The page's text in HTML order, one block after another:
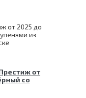
25 лет
от
со